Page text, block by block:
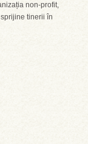
non-profit,
tinerii în